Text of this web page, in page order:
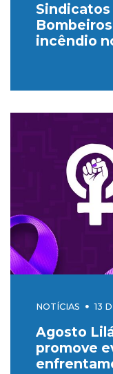
incêndio
NOTÍCIAS 13
Agosto
promove